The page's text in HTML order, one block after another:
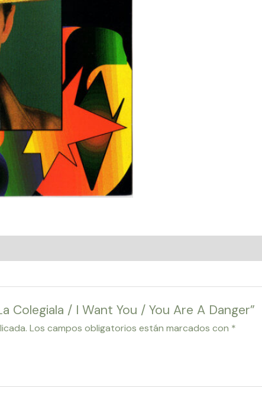
/ I Want You / You Are A Danger”
Los campos obligatorios están marcados con *